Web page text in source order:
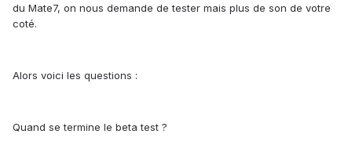
du Mate7, on nous demande de tester mais plus de son de votre
coté.
Alors voici les questions :
Quand se termine le beta test ?